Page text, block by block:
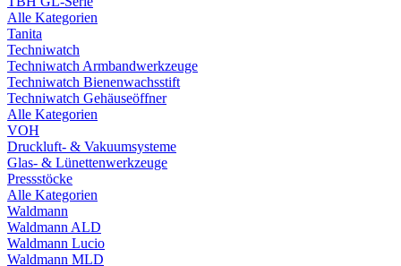
Alle Kategorien
Tanita
Techniwatch
Techniwatch Armbandwerkzeuge
Techniwatch Bienenwachsstift
Techniwatch Gehäuseöffner
Alle Kategorien
VOH
Druckluft- & Vakuumsysteme
Glas- & Lünettenwerkzeuge
Pressstöcke
Alle Kategorien
Waldmann
Waldmann ALD
Waldmann Lucio
Waldmann MLD